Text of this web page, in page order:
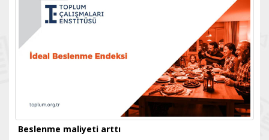
Beslenme maliyeti arttı